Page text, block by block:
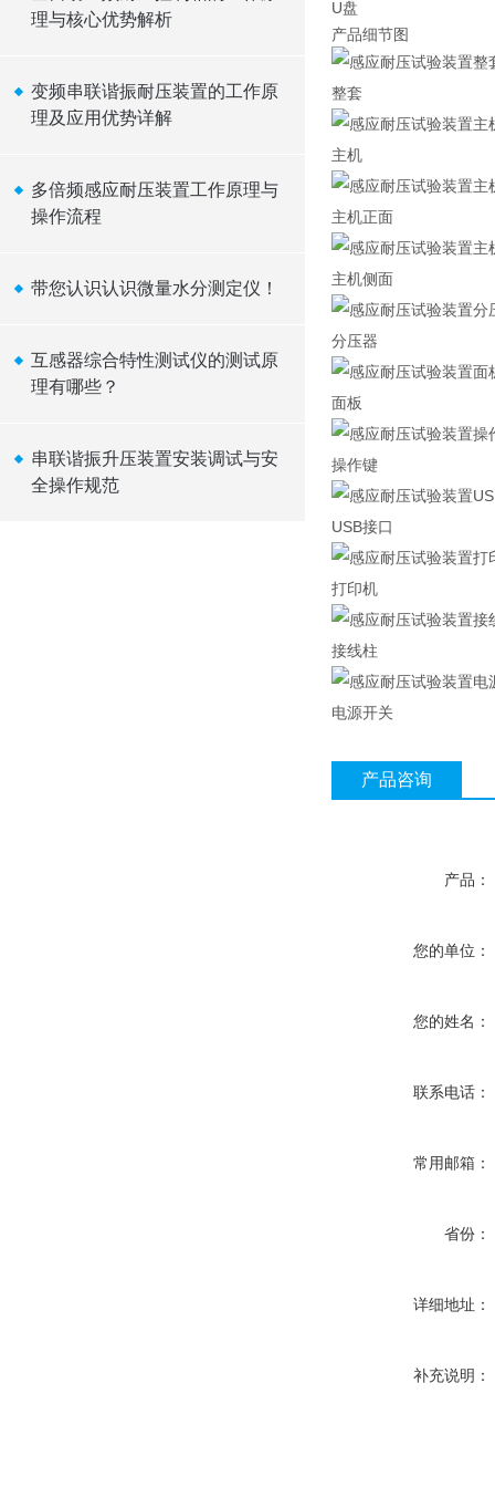
理与核心优势解析
变频串联谐振耐压装置的工作原
理及应用优势详解
多倍频感应耐压装置工作原理与
操作流程
带您认识认识微量水分测定仪！
互感器综合特性测试仪的测试原
理有哪些？
串联谐振升压装置安装调试与安
全操作规范
U盘
产品细节图
整套
主机
主机正面
主机侧面
分压器
面板
操作键
USB接口
打印机
接线柱
电源开关
产品咨询
产品：
您的单位：
您的姓名：
联系电话：
常用邮箱：
省份：
详细地址：
补充说明：